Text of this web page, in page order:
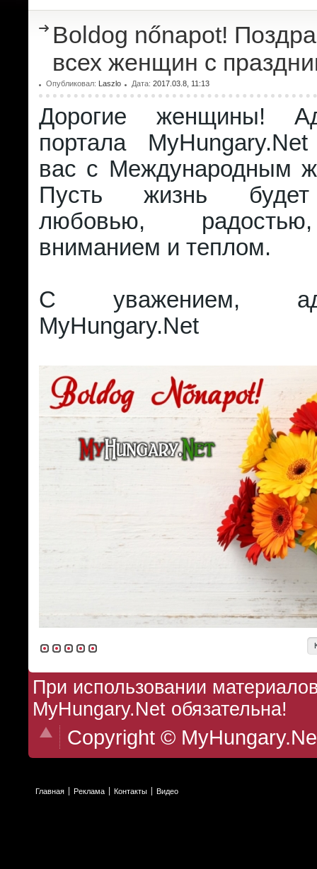
Boldog nőnapot!
всех женщин с
Опубликовал: Laszlo Дата: 2017.03.8, 11:13
Дорогие женщины!
портала
вас с Международным
Пусть жизнь будет
любовью,
вниманием и теплом.
С уважением,
MyHungary.Net
При использовании
MyHungary.Net обязательна!
Copyright ©
Главная Реклама Контакты Видео